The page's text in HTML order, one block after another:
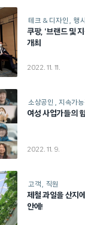
테크 & 디자인 행
쿠팡, ‘브랜드 및
개최
2022. 11. 11.
소상공인 지속가능
여성 사업가들의
2022. 11. 9.
고객 직원
제철 과일을 산지
안에!